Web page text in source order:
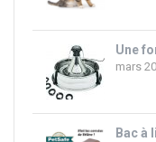
Une
mars
Bac à